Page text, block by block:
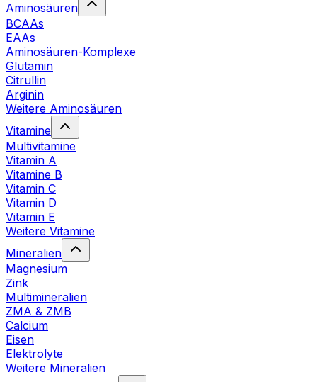
Aminosäuren
BCAAs
EAAs
Aminosäuren-Komplexe
Glutamin
Citrullin
Arginin
Weitere Aminosäuren
Vitamine
Multivitamine
Vitamin A
Vitamine B
Vitamin C
Vitamin D
Vitamin E
Weitere Vitamine
Mineralien
Magnesium
Zink
Multimineralien
ZMA & ZMB
Calcium
Eisen
Elektrolyte
Weitere Mineralien